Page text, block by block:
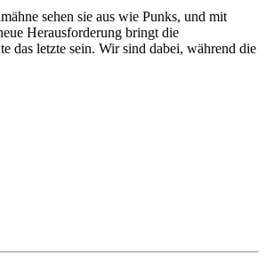
sehen sie aus wie Punks, und mit
Herausforderung bringt die
das letzte sein. Wir sind dabei, während die